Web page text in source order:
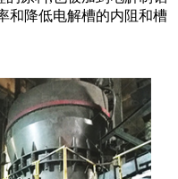
和降低电解槽的内阻和槽